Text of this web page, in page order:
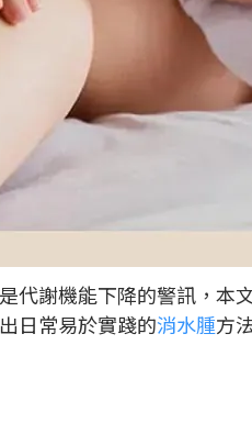
代謝機能下降的警訊，本
日常易於實踐的消水腫方